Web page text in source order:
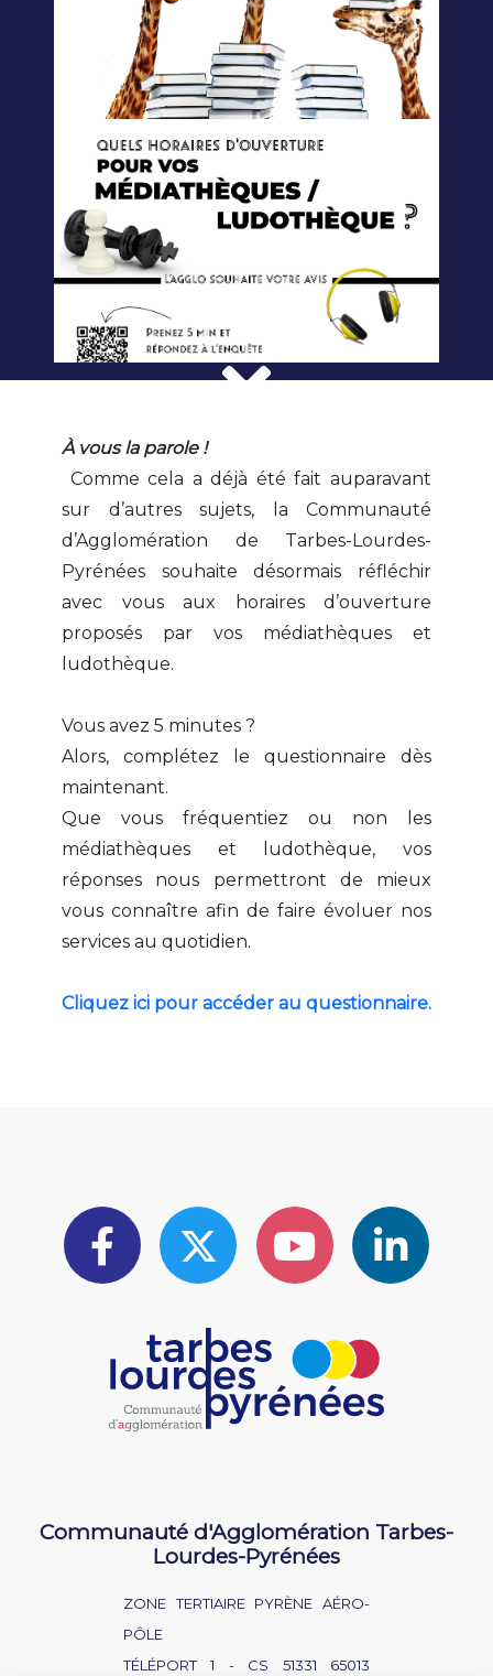
À vous la parole !
Comme cela a déjà été fait auparavant
sur d’autres sujets, la Communauté
d’Agglomération de Tarbes-Lourdes-
Pyrénées souhaite désormais réfléchir
avec vous aux horaires d’ouverture
proposés par vos médiathèques et
ludothèque.
Vous avez 5 minutes ?
Alors, complétez le questionnaire dès
maintenant.
Que vous fréquentiez ou non les
médiathèques et ludothèque, vos
réponses nous permettront de mieux
vous connaître afin de faire évoluer nos
services au quotidien.
Cliquez ici pour accéder au questionnaire.
Communauté d'Agglomération Tarbes-
Lourdes-Pyrénées
ZONE TERTIAIRE PYRÈNE AÉRO-
PÔLE
TÉLÉPORT 1 - CS 51331 65013